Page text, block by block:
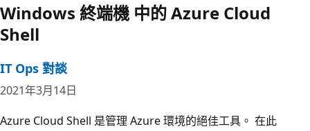
Windows 終端機 中的 Azure Cloud
Shell
IT Ops 對談
2021年3月14日
Azure Cloud Shell 是管理 Azure 環境的絕佳工具。 在此